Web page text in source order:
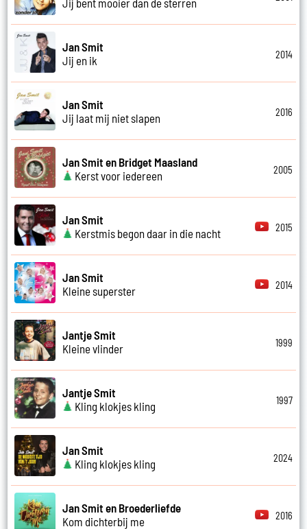
Jan Smit
Jij en ik
2014
Jan Smit
Jij laat mij niet slapen
2016
Jan Smit en Bridget Maasland
Kerst voor iedereen
2005
Jan Smit
Kerstmis begon daar in die nacht
2015
Jan Smit
Kleine superster
2014
Jantje Smit
Kleine vlinder
1999
Jantje Smit
Kling klokjes kling
1997
Jan Smit
Kling klokjes kling
2024
Jan Smit en Broederliefde
Kom dichterbij me
2016